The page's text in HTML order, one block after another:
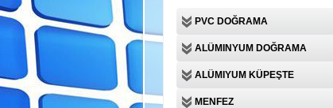
PVC DOĞRAMA
ALÜMINYUM DOĞRAMA
ALÜMIYUM KÜPEŞTE
MENFEZ